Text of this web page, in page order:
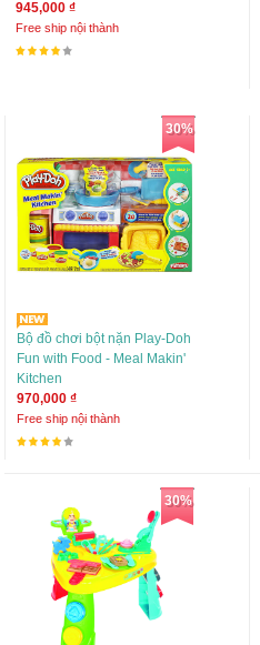
945,000 ₫
Free ship nội thành
30%
Bộ đồ chơi bột nặn Play-Doh
Fun with Food - Meal Makin'
Kitchen
970,000 ₫
Free ship nội thành
30%